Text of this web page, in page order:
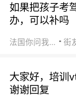
如果把孩子考
办，可以补吗
法国你问我答
大家好，培训
谢谢回复